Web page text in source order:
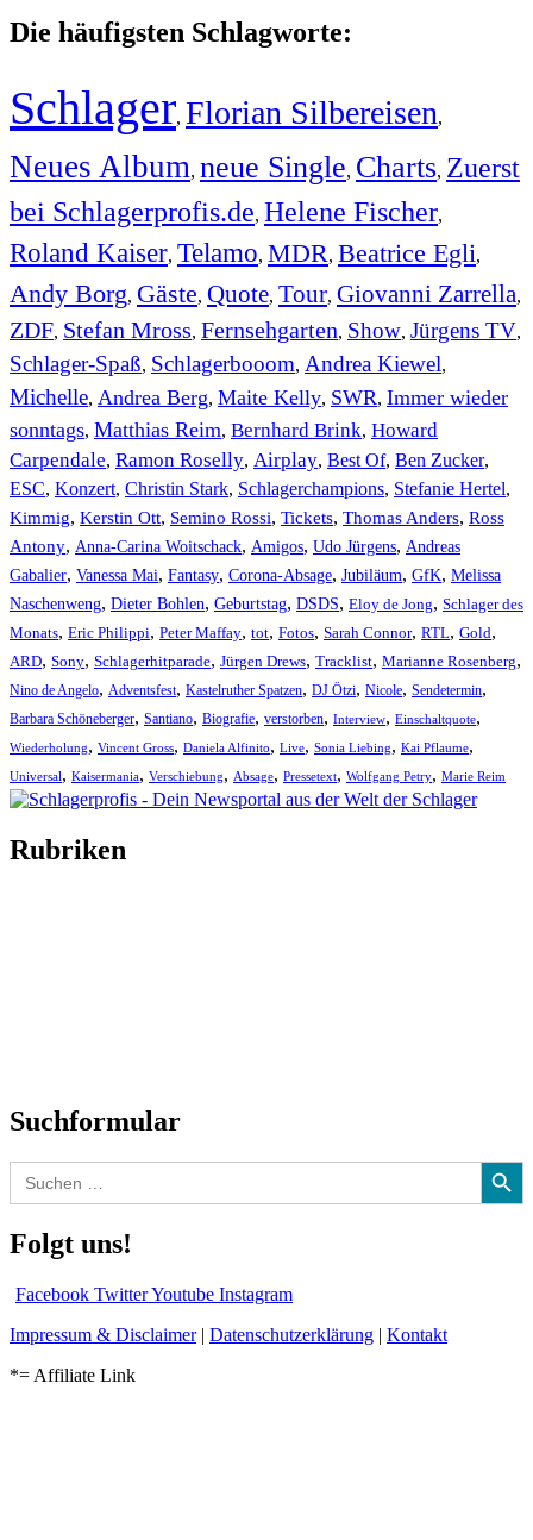
Die häufigsten Schlagworte:
Schlager, Florian Silbereisen,
Neues Album, neue Single, Charts, Zuerst
bei Schlagerprofis.de, Helene Fischer,
Roland Kaiser, Telamo, MDR, Beatrice Egli,
Andy Borg, Gäste, Quote, Tour, Giovanni Zarrella,
ZDF, Stefan Mross, Fernsehgarten, Show, Jürgens TV,
Schlager-Spaß, Schlagerbooom, Andrea Kiewel,
Michelle, Andrea Berg, Maite Kelly, SWR, Immer wieder
sonntags, Matthias Reim, Bernhard Brink, Howard
Carpendale, Ramon Roselly, Airplay, Best Of, Ben Zucker,
ESC, Konzert, Christin Stark, Schlagerchampions, Stefanie Hertel,
Kimmig, Kerstin Ott, Semino Rossi, Tickets, Thomas Anders, Ross
Antony, Anna-Carina Woitschack, Amigos, Udo Jürgens, Andreas
Gabalier, Vanessa Mai, Fantasy, Corona-Absage, Jubiläum, GfK, Melissa
Naschenweng, Dieter Bohlen, Geburtstag, DSDS, Eloy de Jong, Schlager des
Monats, Eric Philippi, Peter Maffay, tot, Fotos, Sarah Connor, RTL, Gold,
ARD, Sony, Schlagerhitparade, Jürgen Drews, Tracklist, Marianne Rosenberg,
Nino de Angelo, Adventsfest, Kastelruther Spatzen, DJ Ötzi, Nicole, Sendetermin,
Barbara Schöneberger, Santiano, Biografie, verstorben, Interview, Einschaltquote,
Wiederholung, Vincent Gross, Daniela Alfinito, Live, Sonia Liebing, Kai Pflaume,
Universal, Kaisermania, Verschiebung, Absage, Pressetext, Wolfgang Petry, Marie Reim
Rubriken
Suchformular
Search
for:
Search Button
Folgt uns!
Facebook TwitterYoutube Instagram
Impressum & Disclaimer| Datenschutzerklärung | Kontakt
*= Affiliate Link